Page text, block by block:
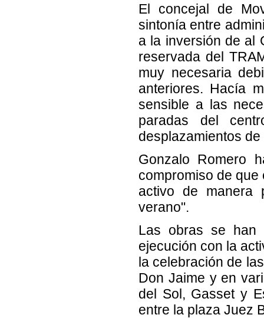
El concejal de
sintonía entre
a la inversión de al
reservada del
muy necesaria
anteriores. Hacía
sensible a las
paradas del
desplazamientos
Gonzalo Romero
compromiso de
activo de manera
verano".
Las obras se han
ejecución con la
la celebración de
Don Jaime y en
del Sol, Gasset y
entre la plaza Juez